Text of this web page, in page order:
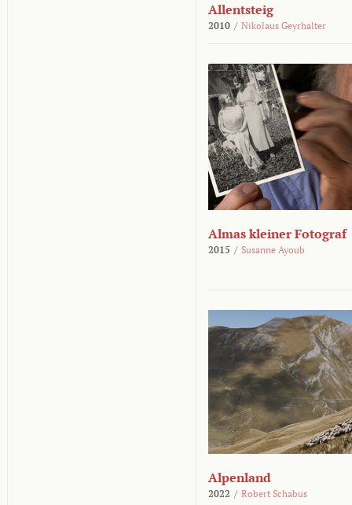
Allentsteig
2010 / Nikolaus Geyrhalter
Almas kleiner Fotograf
2015 / Susanne Ayoub
Alpenland
2022 / Robert Schabus